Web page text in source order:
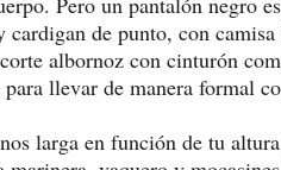
de punto, con
albornoz con cinturón
llevar de manera formal
larga en función de tu